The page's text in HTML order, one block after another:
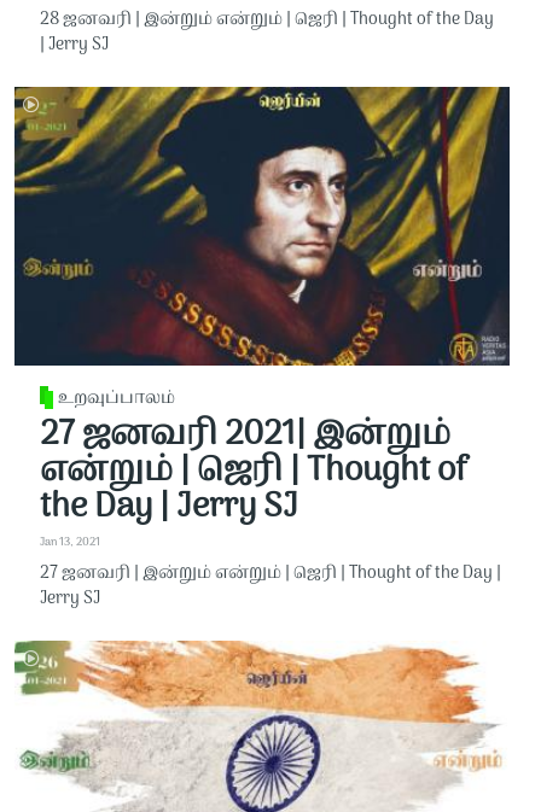
28 ஜனவரி | இன்றும் என்றும் | ஜெரி | Thought of the Day
| Jerry SJ
உறவுப்பாலம்
27 ஜனவரி 2021| இன்றும்
என்றும் | ஜெரி | Thought of
the Day | Jerry SJ
Jan 13, 2021
27 ஜனவரி | இன்றும் என்றும் | ஜெரி | Thought of the Day |
Jerry SJ